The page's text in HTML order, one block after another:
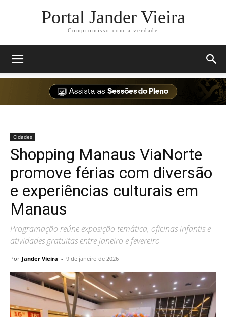
Portal Jander Vieira
Compromisso com a verdade
Cidades
Shopping Manaus ViaNorte
promove férias com diversão
e experiências culturais em
Manaus
Programação reúne exposição temática, oficinas infantis e
atividades gratuitas entre janeiro e fevereiro
Por Jander Vieira - 9 de janeiro de 2026